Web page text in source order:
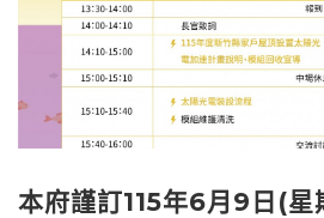
本府謹訂115年6月9日(星